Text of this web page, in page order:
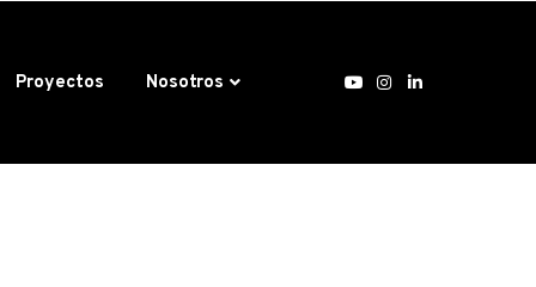
Proyectos Nosotros